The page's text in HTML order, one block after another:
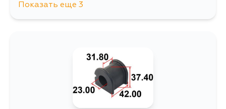
612
Показать еще 3